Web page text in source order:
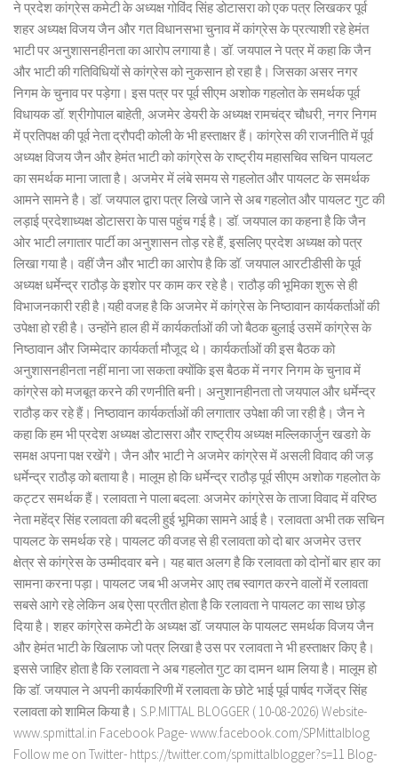
ने प्रदेश कांग्रेस कमेटी के अध्यक्ष गोविंद सिंह डोटासरा को एक पत्र लिखकर पूर्व
शहर अध्यक्ष विजय जैन और गत विधानसभा चुनाव में कांग्रेस के प्रत्याशी रहे हेमंत
भाटी पर अनुशासनहीनता का आरोप लगाया है। डॉ. जयपाल ने पत्र में कहा कि जैन
और भाटी की गतिविधियों से कांग्रेस को नुकसान हो रहा है। जिसका असर नगर
निगम के चुनाव पर पड़ेगा। इस पत्र पर पूर्व सीएम अशोक गहलोत के समर्थक पूर्व
विधायक डॉ. श्रीगोपाल बाहेती, अजमेर डेयरी के अध्यक्ष रामचंद्र चौधरी, नगर निगम
में प्रतिपक्ष की पूर्व नेता द्रौपदी कोली के भी हस्ताक्षर हैं। कांग्रेस की राजनीति में पूर्व
अध्यक्ष विजय जैन और हेमंत भाटी को कांग्रेस के राष्ट्रीय महासचिव सचिन पायलट
का समर्थक माना जाता है। अजमेर में लंबे समय से गहलोत और पायलट के समर्थक
आमने सामने है। डॉ. जयपाल द्वारा पत्र लिखे जाने से अब गहलोत और पायलट गुट की
लड़ाई प्रदेशाध्यक्ष डोटासरा के पास पहुंच गई है। डॉ. जयपाल का कहना है कि जैन
ओर भाटी लगातार पार्टी का अनुशासन तोड़ रहे हैं, इसलिए प्रदेश अध्यक्ष को पत्र
लिखा गया है। वहीं जैन और भाटी का आरोप है कि डॉ. जयपाल आरटीडीसी के पूर्व
अध्यक्ष धर्मेन्द्र राठौड़ के इशोर पर काम कर रहे है। राठौड़ की भूमिका शुरू से ही
विभाजनकारी रही है।यही वजह है कि अजमेर में कांग्रेस के निष्ठावान कार्यकर्ताओं की
उपेक्षा हो रही है। उन्होंने हाल ही में कार्यकर्ताओं की जो बैठक बुलाई उसमें कांग्रेस के
निष्ठावान और जिम्मेदार कार्यकर्ता मौजूद थे। कार्यकर्ताओं की इस बैठक को
अनुशासनहीनता नहीं माना जा सकता क्योंकि इस बैठक में नगर निगम के चुनाव में
कांग्रेस को मजबूत करने की रणनीति बनी। अनुशानहीनता तो जयपाल और धर्मेन्द्र
राठौड़ कर रहे हैं। निष्ठावान कार्यकर्ताओं की लगातार उपेक्षा की जा रही है। जैन ने
कहा कि हम भी प्रदेश अध्यक्ष डोटासरा और राष्ट्रीय अध्यक्ष मल्लिकार्जुन खडग़े के
समक्ष अपना पक्ष रखेंगे। जैन और भाटी ने अजमेर कांग्रेस में असली विवाद की जड़
धर्मेन्द्र राठौड़ को बताया है। मालूम हो कि धर्मेन्द्र राठौड़ पूर्व सीएम अशोक गहलोत के
कट्टर समर्थक हैं। रलावता ने पाला बदला: अजमेर कांग्रेस के ताजा विवाद में वरिष्ठ
नेता महेंद्र सिंह रलावता की बदली हुई भूमिका सामने आई है। रलावता अभी तक सचिन
पायलट के समर्थक रहे। पायलट की वजह से ही रलावता को दो बार अजमेर उत्तर
क्षेत्र से कांग्रेस के उम्मीदवार बने। यह बात अलग है कि रलावता को दोनों बार हार का
सामना करना पड़ा। पायलट जब भी अजमेर आए तब स्वागत करने वालों में रलावता
सबसे आगे रहे लेकिन अब ऐसा प्रतीत होता है कि रलावता ने पायलट का साथ छोड़
दिया है। शहर कांग्रेस कमेटी के अध्यक्ष डॉ. जयपाल के पायलट समर्थक विजय जैन
और हेमंत भाटी के खिलाफ जो पत्र लिखा है उस पर रलावता ने भी हस्ताक्षर किए है।
इससे जाहिर होता है कि रलावता ने अब गहलोत गुट का दामन थाम लिया है। मालूम हो
कि डॉ. जयपाल ने अपनी कार्यकारिणी में रलावता के छोटे भाई पूर्व पार्षद गजेंद्र सिंह
रलावता को शामिल किया है। S.P.MITTAL BLOGGER ( 10-08-2026) Website-
www.spmittal.in Facebook Page- www.facebook.com/SPMittalblog
Follow me on Twitter- https://twitter.com/spmittalblogger?s=11 Blog-